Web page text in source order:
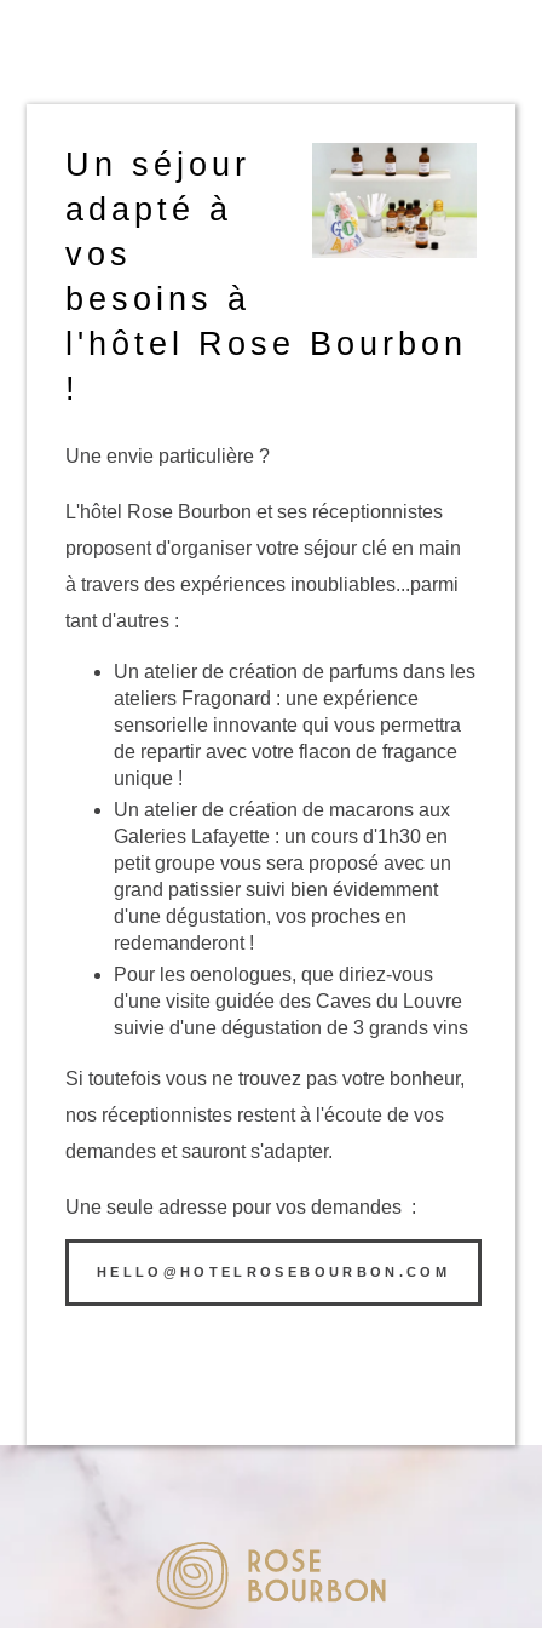
Un séjour
adapté à
vos
besoins à
l'hôtel Rose Bourbon
!
Une envie particulière ?
L'hôtel Rose Bourbon et ses réceptionnistes
proposent d'organiser votre séjour clé en main
à travers des expériences inoubliables...parmi
tant d'autres :
Un atelier de création de parfums dans les
ateliers Fragonard : une expérience
sensorielle innovante qui vous permettra
de repartir avec votre flacon de fragance
unique !
Un atelier de création de macarons aux
Galeries Lafayette : un cours d'1h30 en
petit groupe vous sera proposé avec un
grand patissier suivi bien évidemment
d'une dégustation, vos proches en
redemanderont !
Pour les oenologues, que diriez-vous
d'une visite guidée des Caves du Louvre
suivie d'une dégustation de 3 grands vins
Si toutefois vous ne trouvez pas votre bonheur,
nos réceptionnistes restent à l'écoute de vos
demandes et sauront s'adapter.
Une seule adresse pour vos demandes :
HELLO@HOTELROSEBOURBON.COM